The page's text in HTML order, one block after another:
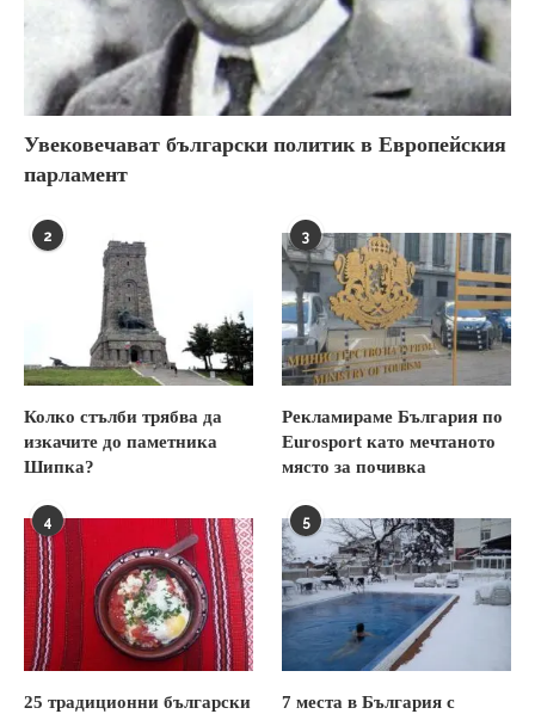
Увековечават български политик в Европейския
парламент
2
Колко стълби трябва да
изкачите до паметника
Шипка?
3
Рекламираме България по
Eurosport като мечтаното
място за почивка
4
25 традиционни български
5
7 места в България с